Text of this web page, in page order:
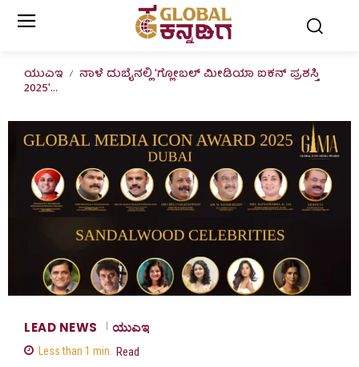
ಯುಎಇ ನಾಳೆ ದುಬೈನಲ್ಲಿ 'ಗ್ಲೋಬಲ್ ಮೀಡಿಯಾ ಐಕನ್ ಪ್ರಶಸ್ತಿ
2025'...
LEAD NEWS ಯುಎಇ
Less than 1 min. Read